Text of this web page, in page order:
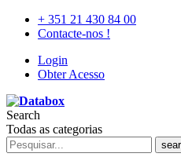
+ 351 21 430 84 00
Contacte-nos !
Login
Obter Acesso
Search
Todas as categorias